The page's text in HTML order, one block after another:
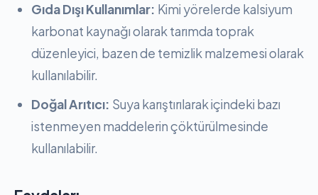
Gıda Dışı Kullanımlar: Kimi yörelerde kalsiyum
karbonat kaynağı olarak tarımda toprak
düzenleyici, bazen de temizlik malzemesi olarak
kullanılabilir.
Doğal Arıtıcı: Suya karıştırılarak içindeki bazı
istenmeyen maddelerin çöktürülmesinde
kullanılabilir.